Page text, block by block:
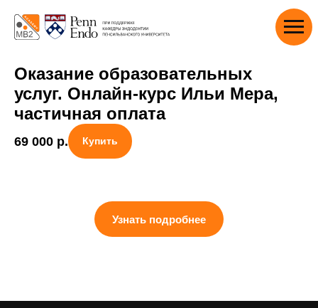
Оказание образовательных
услуг. Онлайн-курс Ильи Мера,
частичная оплата
69 000 р. Купить
Узнать подробнее